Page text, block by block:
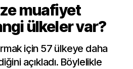
muafiyet
ülkeler var?
için 57 ülkeye daha
açıkladı. Böylelikle